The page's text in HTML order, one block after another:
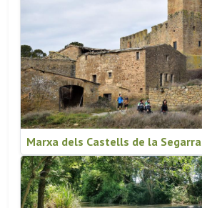
Marxa dels Castells de la Segarra